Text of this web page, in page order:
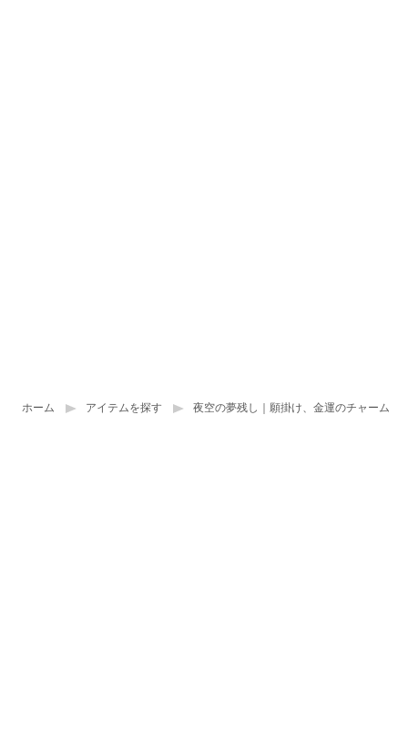
ホーム アイテムを探す 夜空の夢残し｜願掛け、金運のチャーム